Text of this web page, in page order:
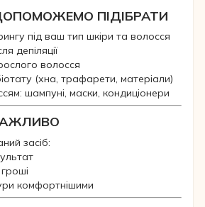
ПІДІБРАТИ
під ваш тип шкіри та волосся
депіляції
волосся
(хна, трафарети, матеріали)
шампуні, маски, кондиціонери
засіб:
комфортнішими